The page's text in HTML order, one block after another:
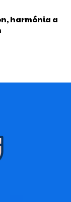
harmónia a